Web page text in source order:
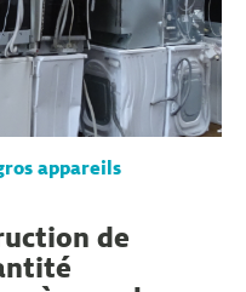
appareils
de